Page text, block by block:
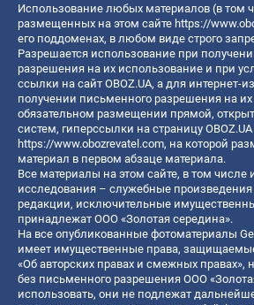
Использование любых материалов (в том
размещенных на этом сайте https://
его поддоменах, в любом виде строго
Разрешается использование при
разрешения на их использование и при
ссылки на сайт OBOZ.UA, а для интернет-
получении письменного разрешения на
обязательном размещении прямой,
систем, гиперссылки на страницу
https://www.obozrevatel.com, на которой
материал в первом абзаце материала.
Все материалы на этом сайте, в том числе
исследования – служебные
редакции, исключительные
принадлежат ООО «Золотая середина».
На все опубликованные фотоматериалы
имеет имущественные права,
«Об авторских правах и смежных правах»,
без письменного разрешения ООО
использовать, они не подлежат